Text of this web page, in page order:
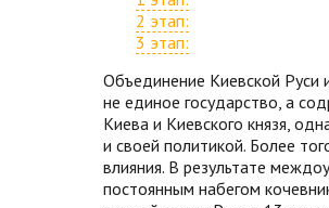
2 этап:
3 этап:
Объединение Киевской Руси
не единое государство, а
Киева и Киевского князя,
и своей политикой. Более
влияния. В результате
постоянным набегом